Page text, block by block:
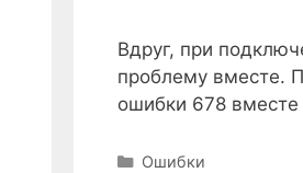
Вдруг, при
проблему вместе.
ошибки 678
Рубрики
Ошибки